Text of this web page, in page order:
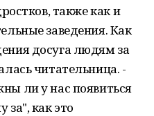
также как и
заведения. Как
досуга людям за
читательница. -
ли у нас появиться
за", как это